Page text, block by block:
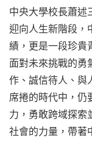
中央大學校長蕭述
迎向人生新階段，
績，更是一段珍貴
面對未來挑戰的勇
作、誠信待人、與
席捲的時代中，仍
力，勇敢跨域探索
社會的力量，帶著